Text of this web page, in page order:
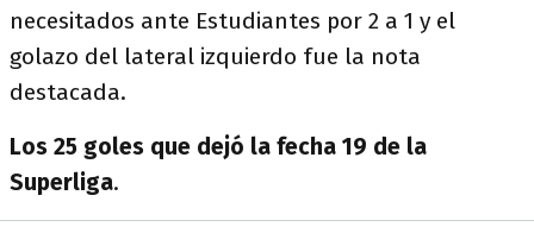
necesitados ante Estudiantes por 2 a 1 y el
golazo del lateral izquierdo fue la nota
destacada.
Los 25 goles que dejó la fecha 19 de la
Superliga.